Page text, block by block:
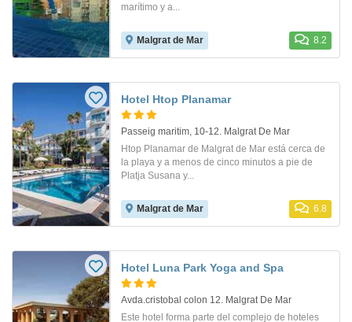
marítimo y a...
Malgrat de Mar 8.2
Hotel Htop Planamar
Passeig maritim, 10-12. Malgrat De Mar
Htop Planamar de Malgrat de Mar está cerca de
la playa y a menos de cinco minutos a pie de
Platja Susana y...
Malgrat de Mar 6.8
Hotel Luna Park Yoga and Spa
Avda.cristobal colon 12. Malgrat De Mar
Este hotel forma parte del complejo de hoteles